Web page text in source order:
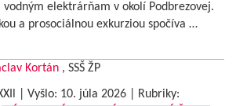
elektrárňam v okolí Podbrezovej.
a prosociálnou exkurziou spočíva …
Kortán , SSŠ ŽP
| Vyšlo: 10. júla 2026
Rubriky: